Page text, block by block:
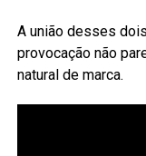
A união desses
provocação não
natural de marca.